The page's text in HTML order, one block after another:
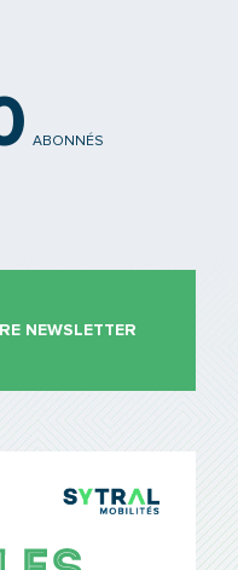
ABONNÉS
NEWSLETTER